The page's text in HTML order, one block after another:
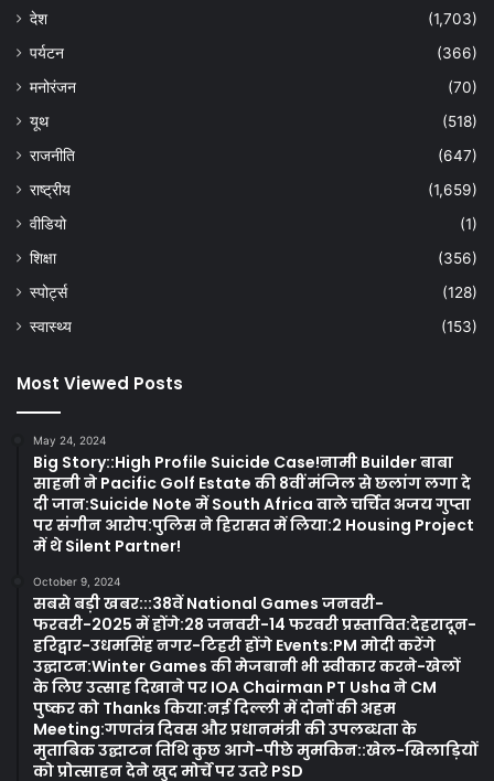
देश
(1,703)
पर्यटन
(366)
मनोरंजन
(70)
यूथ
(518)
राजनीति
(647)
राष्ट्रीय
(1,659)
वीडियो
(1)
शिक्षा
(356)
स्पोर्ट्स
(128)
स्वास्थ्य
(153)
Most Viewed Posts
May 24, 2024
Big Story::High Profile Suicide Case!नामी Builder बाबा
साहनी ने Pacific Golf Estate की 8वीं मंजिल से छलांग लगा दे
दी जान:Suicide Note में South Africa वाले चर्चित अजय गुप्ता
पर संगीन आरोप:पुलिस ने हिरासत में लिया:2 Housing Project
में थे Silent Partner!
October 9, 2024
सबसे बड़ी खबर:::38वें National Games जनवरी-
फरवरी-2025 में होंगे:28 जनवरी-14 फरवरी प्रस्तावित:देहरादून-
हरिद्वार-उधमसिंह नगर-टिहरी होंगे Events:PM मोदी करेंगे
उद्घाटन:Winter Games की मेजबानी भी स्वीकार करने-खेलों
के लिए उत्साह दिखाने पर IOA Chairman PT Usha ने CM
पुष्कर को Thanks किया:नई दिल्ली में दोनों की अहम
Meeting:गणतंत्र दिवस और प्रधानमंत्री की उपलब्धता के
मुताबिक उद्घाटन तिथि कुछ आगे-पीछे मुमकिन::खेल-खिलाड़ियों
को प्रोत्साहन देने खुद मोर्चे पर उतरे PSD